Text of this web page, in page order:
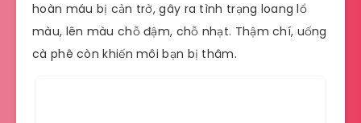
hoàn máu bị cản trở, gây ra tình trạng loang lổ
màu, lên màu chỗ đậm, chỗ nhạt. Thậm chí, uống
cà phê còn khiến môi bạn bị thâm.